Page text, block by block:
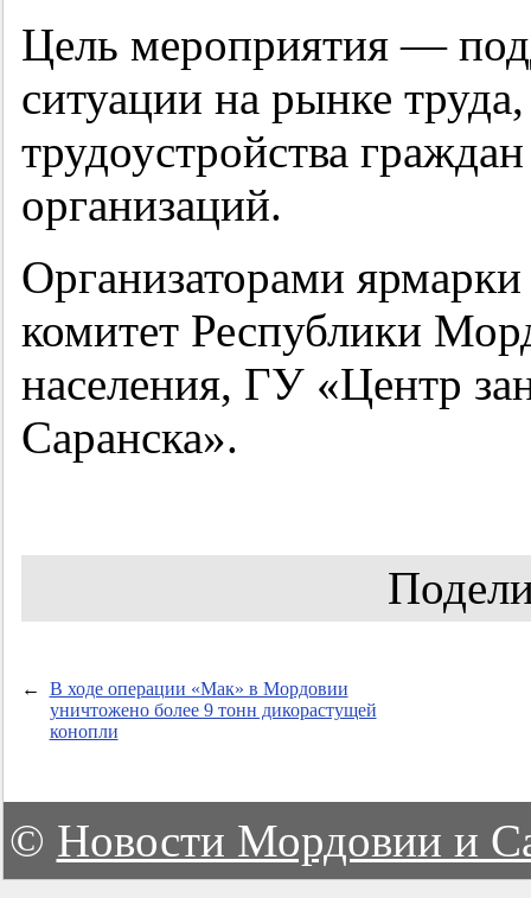
Цель мероприятия —
ситуации на рынке
трудоустройства
организаций.
Организаторами
комитет Республики
населения, ГУ «Центр
Саранска».
←
В ходе операции «Мак» в Мордовии
уничтожено более 9 тонн дикорастущей
конопли
© Новости Мордовии и